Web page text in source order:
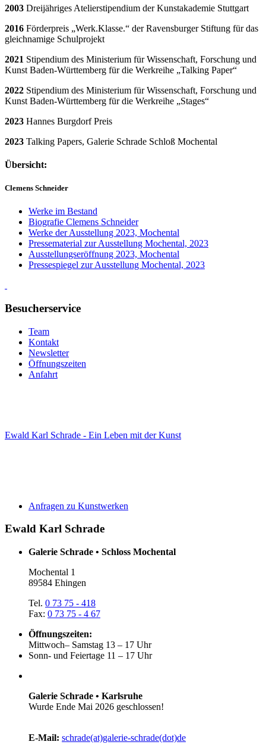
2003 Dreijähriges Atelierstipendium der Kunstakademie Stuttgart
2016 Förderpreis „Werk.Klasse.“ der Ravensburger Stiftung für das
gleichnamige Schulprojekt
2021 Stipendium des Ministerium für Wissenschaft, Forschung und
Kunst Baden-Württemberg für die Werkreihe „Talking Paper“
2022 Stipendium des Ministerium für Wissenschaft, Forschung und
Kunst Baden-Württemberg für die Werkreihe „Stages“
2023 Hannes Burgdorf Preis
2023 Talking Papers, Galerie Schrade Schloß Mochental
Übersicht:
Clemens Schneider
Werke im Bestand
Biografie Clemens Schneider
Werke der Ausstellung 2023, Mochental
Pressematerial zur Ausstellung Mochental, 2023
Ausstellungseröffnung 2023, Mochental
Pressespiegel zur Ausstellung Mochental, 2023
Besucherservice
Team
Kontakt
Newsletter
Öffnungszeiten
Anfahrt
Ewald Karl Schrade - Ein Leben mit der Kunst
Anfragen zu Kunstwerken
Ewald Karl Schrade
Galerie Schrade • Schloss Mochental
Mochental 1
89584 Ehingen
Tel. 0 73 75 - 418
Fax: 0 73 75 - 4 67
Öffnungszeiten:
Mittwoch– Samstag 13 – 17 Uhr
Sonn- und Feiertage 11 – 17 Uhr
Galerie Schrade • Karlsruhe
Wurde Ende Mai 2026 geschlossen!
E-Mail: schrade(at)galerie-schrade(dot)de